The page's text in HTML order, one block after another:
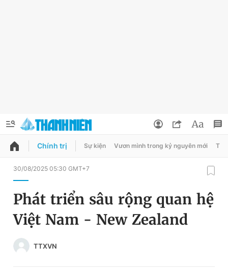
QUẢNG CÁO ĐẶT BÁO
Chuyên mục
Chuyên mục khác
Đổi mật khẩu
Tin đã lưu
Tin đã xem
Chính trị Sự kiện Vươn mình trong kỷ nguyên mới
30/08/2025 05:30 GMT+7
Phát triển sâu rộng quan hệ
Việt Nam - New Zealand
TTXVN